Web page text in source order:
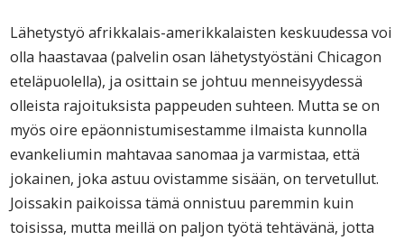
Lähetystyö afrikkalais-amerikkalaisten keskuudessa voi
olla haastavaa (palvelin osan lähetystyöstäni Chicagon
eteläpuolella), ja osittain se johtuu menneisyydessä
olleista rajoituksista pappeuden suhteen. Mutta se on
myös oire epäonnistumisestamme ilmaista kunnolla
evankeliumin mahtavaa sanomaa ja varmistaa, että
jokainen, joka astuu ovistamme sisään, on tervetullut.
Joissakin paikoissa tämä onnistuu paremmin kuin
toisissa, mutta meillä on paljon työtä tehtävänä, jotta